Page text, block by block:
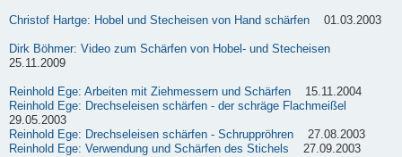
Christof Hartge: Hobel und Stecheisen von Hand schärfen 01.03.2003
Dirk Böhmer: Video zum Schärfen von Hobel- und Stecheisen
25.11.2009
Reinhold Ege: Arbeiten mit Ziehmessern und Schärfen 15.11.2004
Reinhold Ege: Drechseleisen schärfen - der schräge Flachmeißel
29.05.2003
Reinhold Ege: Drechseleisen schärfen - Schruppröhren 27.08.2003
Reinhold Ege: Verwendung und Schärfen des Stichels 27.09.2003